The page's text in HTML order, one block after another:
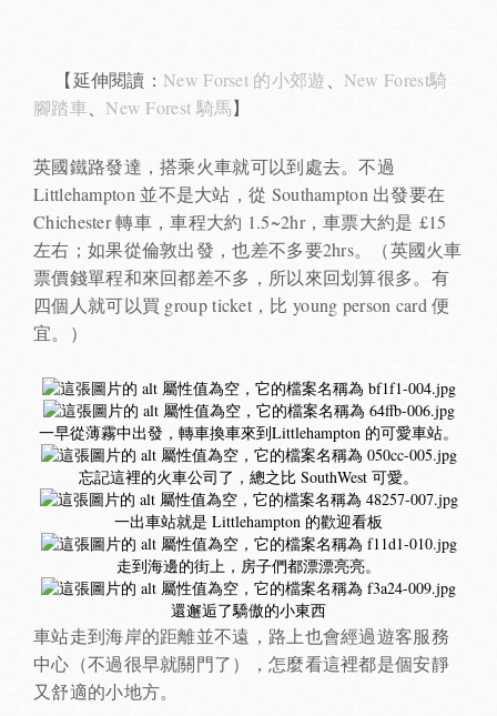
【延伸閱讀： New Forset 的小郊遊、 New Forest騎
腳踏車、 New Forest 騎馬】
英國鐵路發達，搭乘火車就可以到處去。不過
Littlehampton 並不是大站，從 Southampton 出發要在
Chichester 轉車，車程大約 1.5~2hr，車票大約是 £15
左右；如果從倫敦出發，也差不多要2hrs。（英國火車
票價錢單程和來回都差不多，所以來回划算很多。有
四個人就可以買 group ticket，比 young person card 便
宜。）
一早從薄霧中出發，轉車換車來到Littlehampton 的可愛車站。
忘記這裡的火車公司了，總之比 SouthWest 可愛。
一出車站就是 Littlehampton 的歡迎看板
走到海邊的街上，房子們都漂漂亮亮。
還邂逅了驕傲的小東西
車站走到海岸的距離並不遠，路上也會經過遊客服務
中心（不過很早就關門了），怎麼看這裡都是個安靜
又舒適的小地方。